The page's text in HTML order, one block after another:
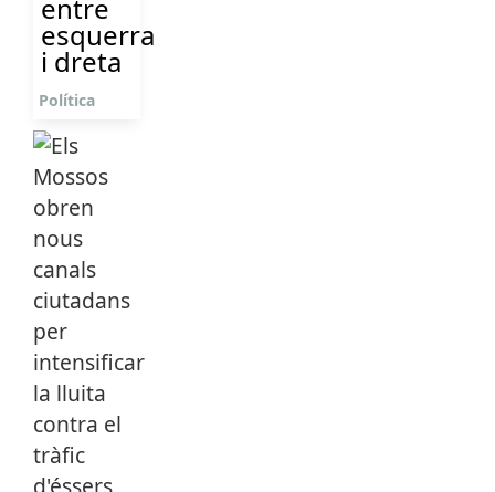
entre
esquerra
i dreta
Política